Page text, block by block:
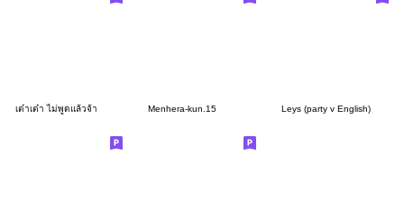
เต๋าเต๋า ไม่พูดแล้วจ้า Menhera-kun.15 Leys (party v English)